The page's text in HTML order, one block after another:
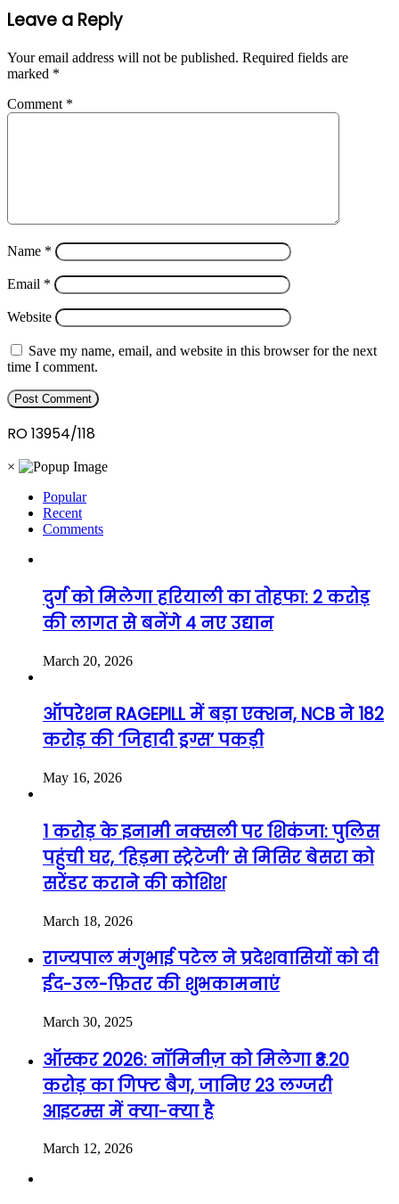
Leave a Reply
Your email address will not be published. Required fields are
marked *
Comment *
Name *
Email *
Website
Save my name, email, and website in this browser for the next
time I comment.
RO 13954/118
×
Popular
Recent
Comments
दुर्ग को मिलेगा हरियाली का तोहफा: 2 करोड़
की लागत से बनेंगे 4 नए उद्यान
March 20, 2026
ऑपरेशन RAGEPILL में बड़ा एक्शन, NCB ने 182
करोड़ की ‘जिहादी ड्रग्स’ पकड़ी
May 16, 2026
1 करोड़ के इनामी नक्सली पर शिकंजा: पुलिस
पहुंची घर, ‘हिड़मा स्ट्रेटेजी’ से मिसिर बेसरा को
सरेंडर कराने की कोशिश
March 18, 2026
राज्यपाल मंगुभाई पटेल ने प्रदेशवासियों को दी
ईद-उल-फ़ितर की शुभकामनाएं
March 30, 2025
ऑस्कर 2026: नॉमिनीज़ को मिलेगा ₹3.20
करोड़ का गिफ्ट बैग, जानिए 23 लग्जरी
आइटम्स में क्या-क्या है
March 12, 2026